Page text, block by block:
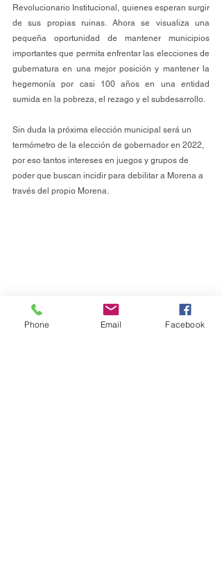
Revolucionario Institucional, quienes esperan surgir
de sus propias ruinas. Ahora se visualiza una
pequeña oportunidad de mantener municipios
importantes que permita enfrentar las elecciones de
gubernatura en una mejor posición y mantener la
hegemonía por casi 100 años en una entidad
sumida en la pobreza, el rezago y el subdesarrollo.
Sin duda la próxima elección municipal será un
termómetro de la elección de gobernador en 2022,
por eso tantos intereses en juegos y grupos de
poder que buscan incidir para debilitar a Morena a
través del propio Morena.
El Argüendero
Phone Email Facebook